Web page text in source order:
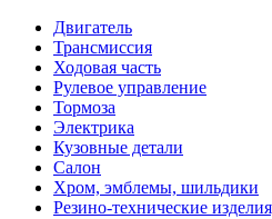
Двигатель
Трансмиссия
Ходовая часть
Рулевое управление
Тормоза
Электрика
Кузовные детали
Салон
Хром, эмблемы, шильдики
Резино-технические